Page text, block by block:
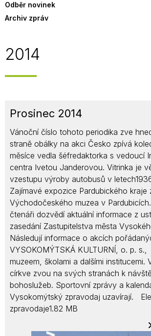
Odběr novinek
Archiv zpráv
2014
Prosinec 2014
Vánoční číslo tohoto periodika zve
straně obálky na akci Česko zpívá
měsíce vedla šéfredaktorka s vedoucí
centra Ivetou Janderovou. Vitrinka je
vzestupu výroby autobusů v
Zajímavé expozice Pardubického
Východočeského muzea v
čtenáři dozvědí aktuální informace z
zasedání Zastupitelstva města
Následují informace o akcích
VYSOKOMÝTSKÁ KULTURNÍ, o. p. s.,
muzeem, školami a dalšími institucemi.
církve zvou na svých stranách k
bohoslužeb. Sportovní zprávy a
Vysokomýtský zpravodaj uzavírají.
zpravodaje1.82 MB